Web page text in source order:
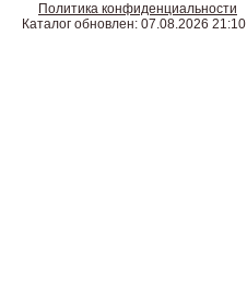
Политика конфиденциальности
Каталог обновлен: 07.08.2026 21:10